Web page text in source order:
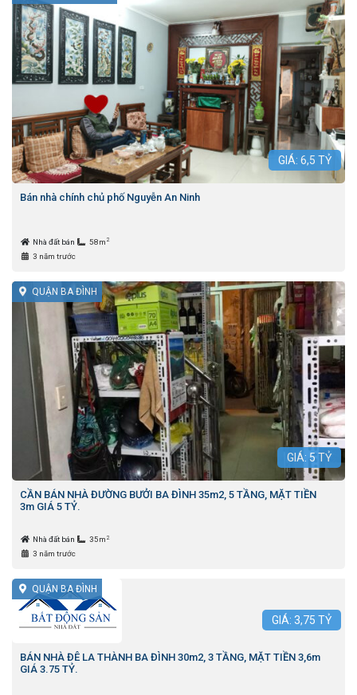
GIÁ: 6,5 TỶ
Bán nhà chính chủ phố Nguyễn An Ninh
Nhà đất bán 58m 2
3 năm trước
QUẬN BA ĐÌNH
GIÁ: 5 TỶ
CẦN BÁN NHÀ ĐƯỜNG BƯỞI BA ĐÌNH 35m2, 5 TẦNG, MẶT TIỀN
3m GIÁ 5 TỶ.
Nhà đất bán 35m 2
3 năm trước
QUẬN BA ĐÌNH
GIÁ: 3,75 TỶ
BÁN NHÀ ĐÊ LA THÀNH BA ĐÌNH 30m2, 3 TẦNG, MẶT TIỀN 3,6m
GIÁ 3.75 TỶ.